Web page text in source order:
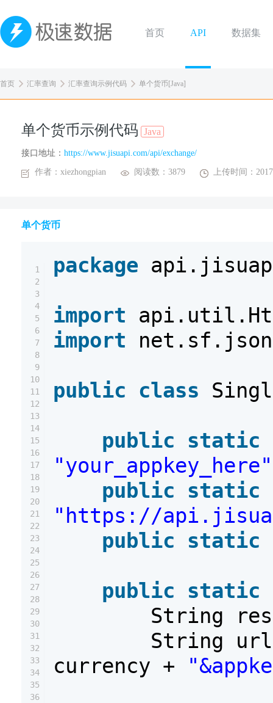
首页 API 数据集
首页 汇率查询 汇率查询示例代码 单个货币[Java]
单个货币示例代码 Java
接口地址： https://www.jisuapi.com/api/exchange/
作者：xiezhongpian 阅读数：3879 上传时间：
单个货币
1
2
3
4
5
6
7
8
9
10
11
12
13
14
15
16
17
18
19
20
21
22
23
24
25
26
27
28
29
30
31
32
33
34
35
36
package
import
import
public class
public static
"your_appkey_here"
public static
"https://
public static
public static
String
String
currency +